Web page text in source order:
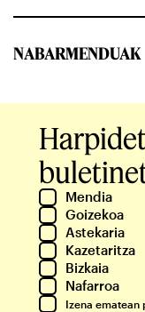
NABARMENDUAK
Mendia
Goizekoa
Astekaria
Kazetaritza
Bizkaia
Nafarroa
Izena ematean